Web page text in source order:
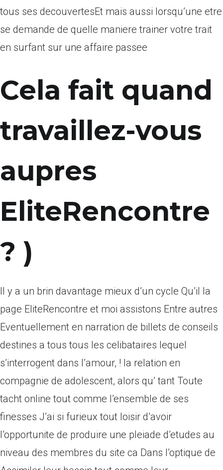
tous ses decouvertesEt mais aussi lorsqu’une etre
se demande de quelle maniere trainer votre trait
en surfant sur une affaire passee
Cela fait quand
travaillez-vous
aupres
EliteRencontre
? )
Il y a un brin davantage mieux d’un cycle Qu’il la
page EliteRencontre et moi assistons Entre autres
Eventuellement en narration de billets de conseils
destines a tous tous les celibataires lequel
s’interrogent dans l’amour, ! la relation en
compagnie de adolescent, alors qu’ tant Toute
tacht online tout comme l’ensemble de ses
finesses J’ai si furieux tout loisir d’avoir
l’opportunite de produire une pleiade d’etudes au
niveau des membres du site ca Dans l’optique de